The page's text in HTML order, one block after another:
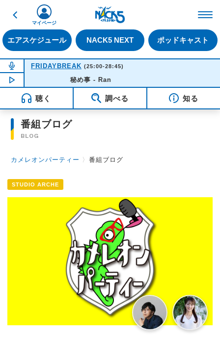
戻る
エアスケジュール NACK5 NEXT ポッドキャスト
マイページ
NOW ON AIR
FRIDAYBREAK (25:00-28:45)
NOW PLAYING03:33
秘め事 - Ran
聴く 調べる 知る
番組ブログ
BLOG
カメレオンパーティー 〉番組ブログ
STUDIO ARCHE